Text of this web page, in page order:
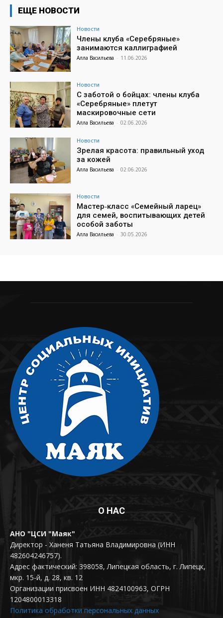
ЕЩЕ НОВОСТИ
Новости
Члены клуба «Серебряные»
занимаются каллиграфией
Алла Васильева - 11.06.2026
Новости
С заботой о бойцах: члены клуба
«Серебряные» плетут
маскировочные сети
Алла Васильева - 02.06.2026
Новости
Зрелая красота: правильный уход
за кожей
Алла Васильева - 02.06.2026
Новости
Мастер‑класс «Семейный ларец»
для семей, воспитывающих детей
особой заботы
Алла Васильева - 30.05.2026
О НАС
АНО "ЦСИ "Маяк"
Директор - Ханеня Татьяна Владимировна (ИНН
482604246757).
Адрес фактический: 398058, Липецкая область, г. Липецк,
мкр. 15-й, д. 28, кв. 12
Организации присвоен ИНН 4824100963, ОГРН
1204800013318
Политика обработки персональных данных